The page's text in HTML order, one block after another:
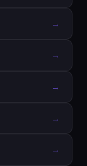
→
→
→
→
→